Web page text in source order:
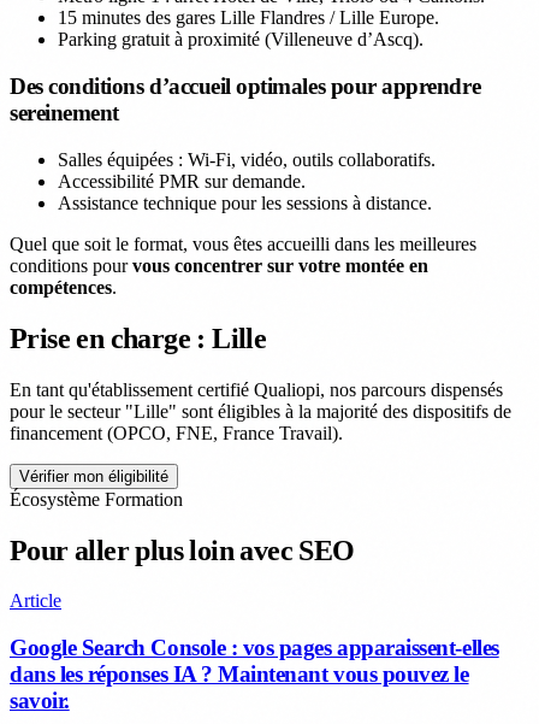
15 minutes des gares Lille Flandres / Lille Europe.
Parking gratuit à proximité (Villeneuve d’Ascq).
Des conditions d’accueil optimales pour apprendre
sereinement
Salles équipées : Wi-Fi, vidéo, outils collaboratifs.
Accessibilité PMR sur demande.
Assistance technique pour les sessions à distance.
Quel que soit le format, vous êtes accueilli dans les meilleures
conditions pourvous concentrer sur votre montée en
compétences.
Prise en charge : Lille
En tant qu'établissement certifié Qualiopi, nos parcours dispensés
pour le secteur "Lille" sont éligibles à la majorité des dispositifs de
financement (OPCO, FNE, France Travail).
Vérifier mon éligibilité
Écosystème Formation
Pour aller plus loin avec SEO
Article
Google Search Console : vos pages apparaissent-elles
dans les réponses IA ? Maintenant vous pouvez le
savoir.